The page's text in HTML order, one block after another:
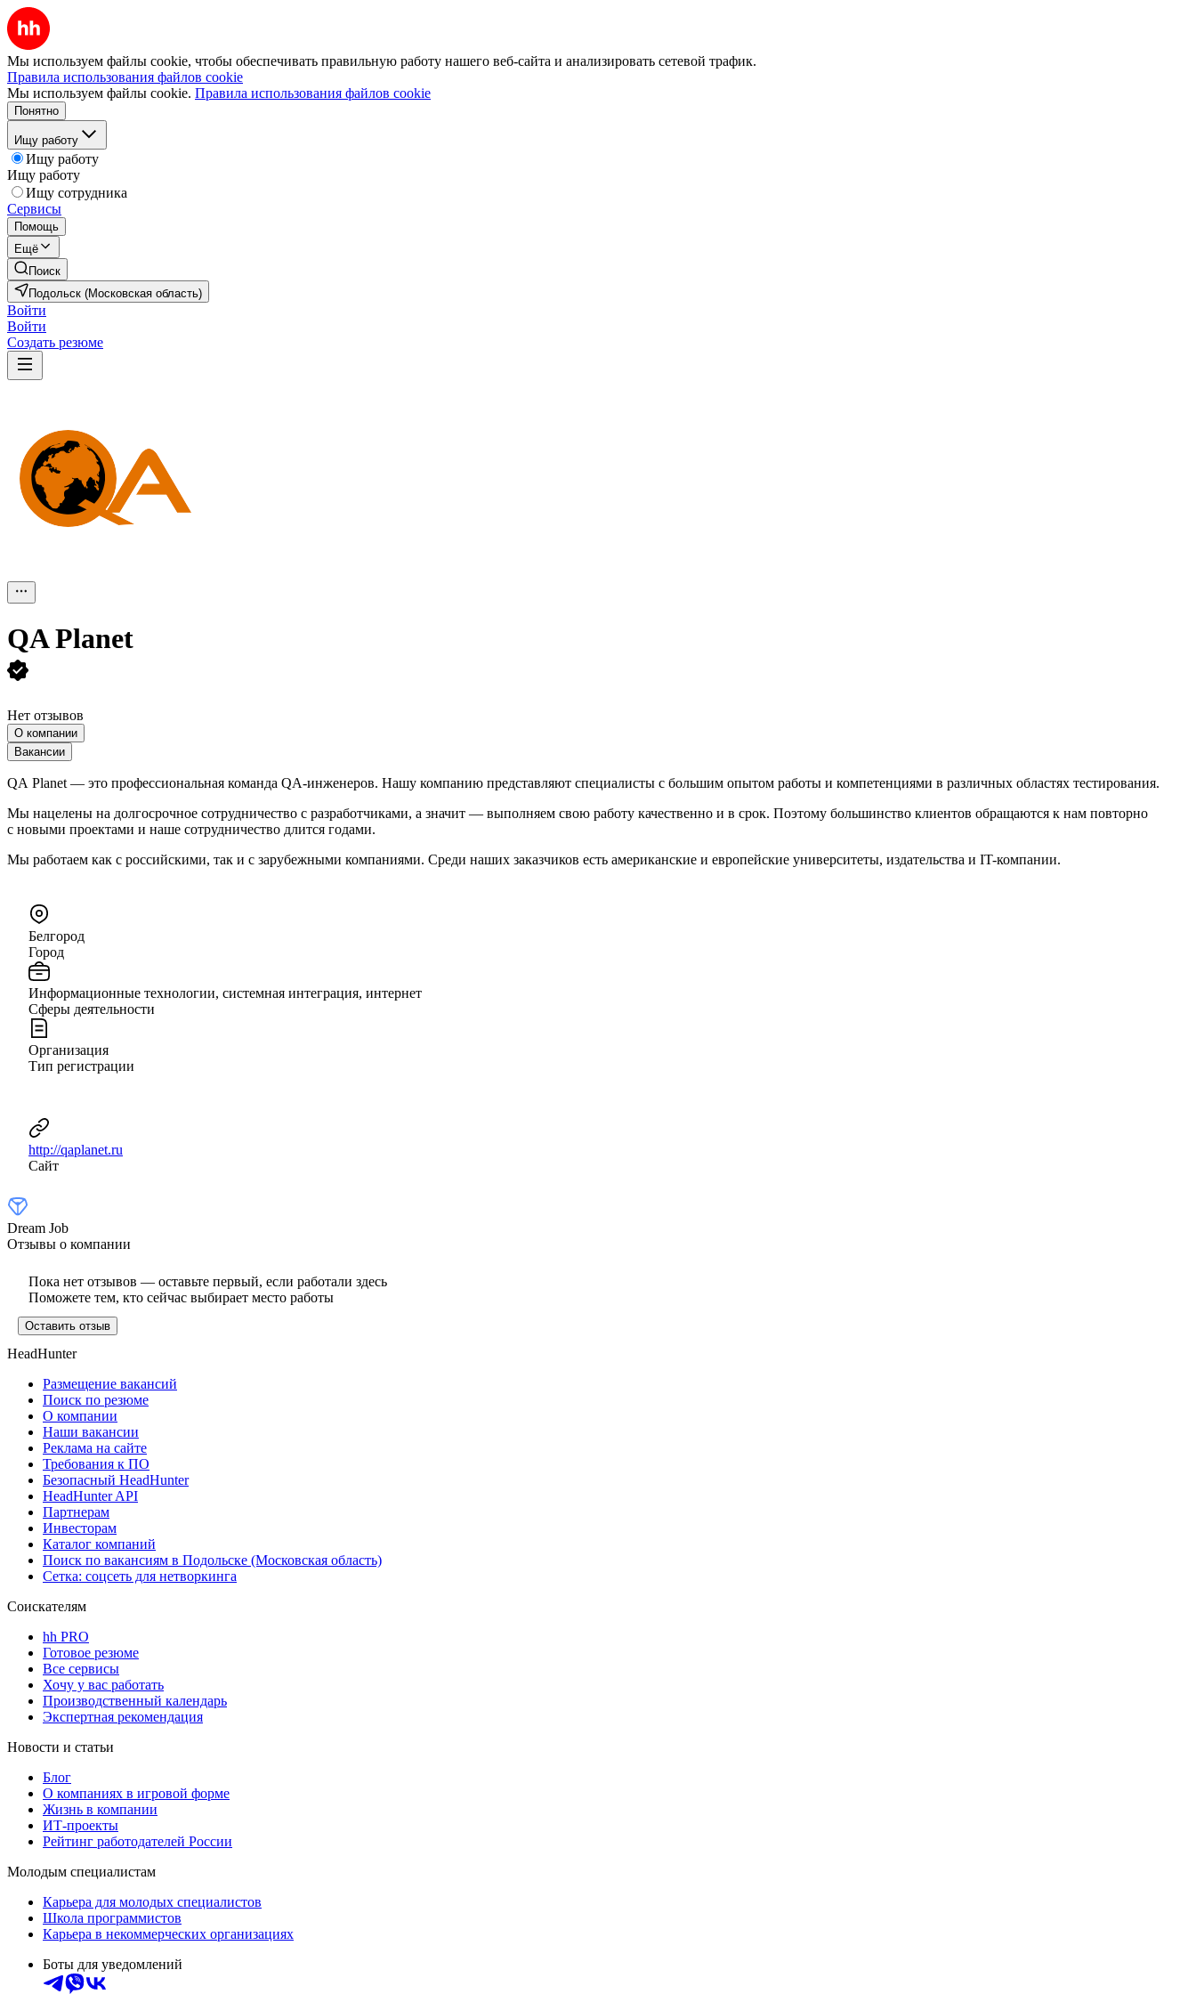
Мы используем файлы cookie, чтобы обеспечивать правильную работу нашего веб-сайта и анализировать сетевой трафик.
Правила использования файлов cookie
Мы используем файлы cookie. Правила использования файлов cookie
Понятно
Ищу работу
Ищу работу
Ищу работу
Ищу сотрудника
Сервисы
Помощь
Ещё
Поиск
Подольск (Московская область)
Войти
Войти
Создать резюме
QA Planet
Нет отзывов
О компании
Вакансии
QA Planet — это профессиональная команда QA-инженеров. Нашу компанию представляют специалисты с большим опытом работы и компетенциями в различных областях тестирования.
Мы нацелены на долгосрочное сотрудничество с разработчиками, а значит — выполняем свою работу качественно и в срок. Поэтому большинство клиентов обращаются к нам повторно
с новыми проектами и наше сотрудничество длится годами.
Мы работаем как с российскими, так и с зарубежными компаниями. Среди наших заказчиков есть американские и европейские университеты, издательства и IT-компании.
Белгород
Город
Информационные технологии, системная интеграция, интернет
Сферы деятельности
Организация
Тип регистрации
http://qaplanet.ru
Сайт
Dream Job
Отзывы о компании
Пока нет отзывов — оставьте первый, если работали здесь
Поможете тем, кто сейчас выбирает место работы
Оставить отзыв
HeadHunter
Размещение вакансий
Поиск по резюме
О компании
Наши вакансии
Реклама на сайте
Требования к ПО
Безопасный HeadHunter
HeadHunter API
Партнерам
Инвесторам
Каталог компаний
Поиск по вакансиям в Подольске (Московская область)
Сетка: соцсеть для нетворкинга
Соискателям
hh PRO
Готовое резюме
Все сервисы
Хочу у вас работать
Производственный календарь
Экспертная рекомендация
Новости и статьи
Блог
О компаниях в игровой форме
Жизнь в компании
ИТ-проекты
Рейтинг работодателей России
Молодым специалистам
Карьера для молодых специалистов
Школа программистов
Карьера в некоммерческих организациях
Боты для уведомлений